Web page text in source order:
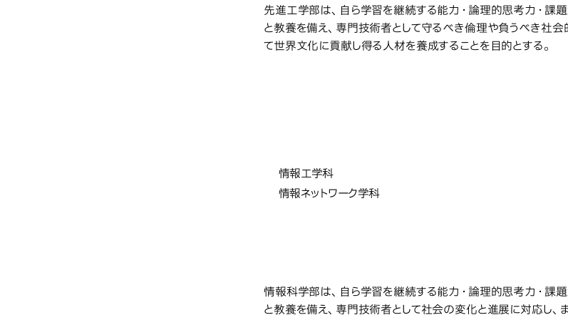
教育研究上の目的
先進工学部は、自ら学習を継続する能力・論理的思考力・課
と教養を備え、専門技術者として守るべき倫理や負うべき社
て世界文化に貢献し得る人材を養成することを目的とする。
学部・学科・研究科・専攻の名称
情報工学科
情報ネットワーク学科
教育研究上の目的
情報科学部は、自ら学習を継続する能力・論理的思考力・課
と教養を備え、専門技術者として社会の変化と進展に対応し